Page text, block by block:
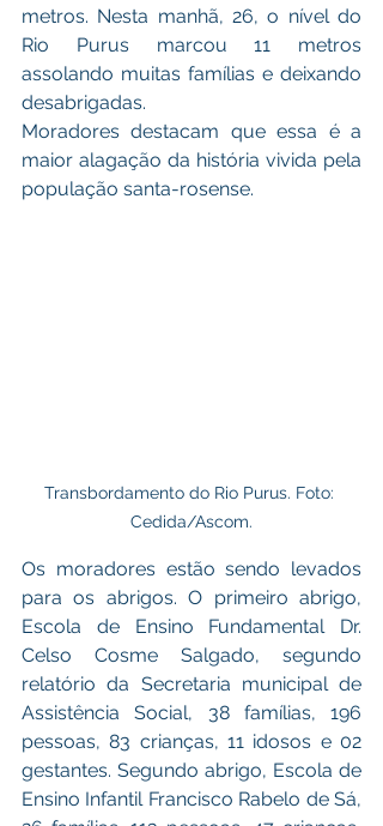
metros. Nesta manhã, 26, o nível do
Rio Purus marcou 11 metros
assolando muitas famílias e deixando
desabrigadas.
Moradores destacam que essa é a
maior alagação da história vivida pela
população santa-rosense.
Transbordamento do Rio Purus. Foto:
Cedida/Ascom.
Os moradores estão sendo levados
para os abrigos. O primeiro abrigo,
Escola de Ensino Fundamental Dr.
Celso Cosme Salgado, segundo
relatório da Secretaria municipal de
Assistência Social, 38 famílias, 196
pessoas, 83 crianças, 11 idosos e 02
gestantes. Segundo abrigo, Escola de
Ensino Infantil Francisco Rabelo de Sá,